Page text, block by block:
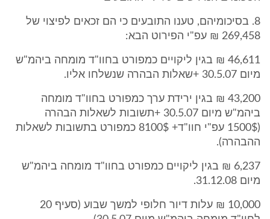
8. בסיכומיהם, טענו התובעים כי הם זכאים לפיצוי של
269,458 ₪ עפ"י הפירוט הבא:
46,611 ₪ בגין ליקויים כמפורט בחוו"ד מומחה ביהמ"ש
מיום 30.5.07 +שאלות הבהרה שנשלחו אליו.
43,200 ₪ בגין ירידת ערך כמפורט בחוו"ד מומחה
ביהמ"ש מיום 30.5.07 +תשובות לשאלות הבהרה
(1500$ עפ"י חוו"ד+ 8100$ כמפורט בתשובות לשאלות
ההבהרה).
6,237 ₪ בגין ליקויים כמפורט בחוו"ד מומחה ביהמ"ש
מיום 31.12.08.
10,000 ₪ עלות דיור חלופי למשך שבוע (סעיף 20